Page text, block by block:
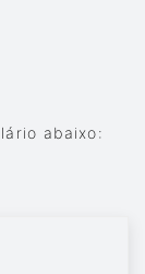
abaixo: